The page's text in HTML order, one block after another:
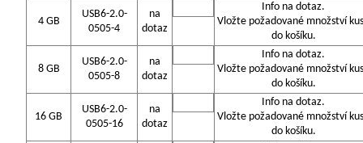
4 GB
USB6-2.0-
0505-4
na
dotaz
Info na dotaz.
Vložte požadované množství
do košíku.
8 GB
USB6-2.0-
0505-8
na
dotaz
Info na dotaz.
Vložte požadované množství
do košíku.
16 GB
USB6-2.0-
0505-16
na
dotaz
Info na dotaz.
Vložte požadované množství
do košíku.